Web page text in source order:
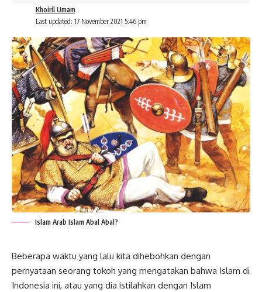
Last updated: 17 November 2021 5:46 pm
Khoiril Umam
Islam Arab Islam Abal Abal?
Beberapa waktu yang lalu kita dihebohkan dengan
pernyataan seorang tokoh yang mengatakan bahwa Islam di
Indonesia ini, atau yang dia istilahkan dengan Islam